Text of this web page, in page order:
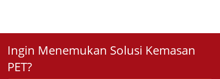
Ingin Menemukan Solusi Kemasan
PET?